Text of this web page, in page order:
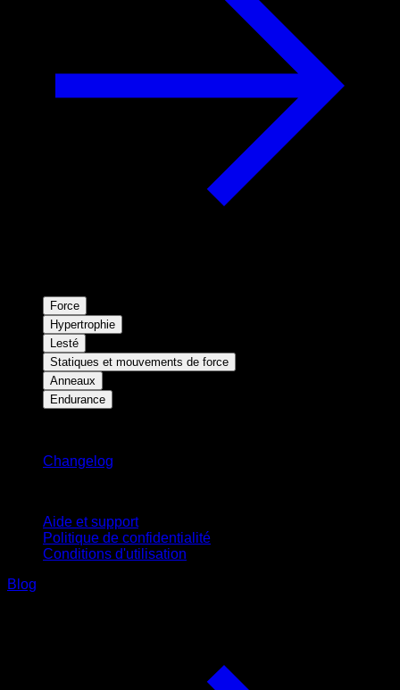
Force
Hypertrophie
Lesté
Statiques et mouvements de force
Anneaux
Endurance
Changelog
Aide et support
Politique de confidentialité
Conditions d'utilisation
Blog